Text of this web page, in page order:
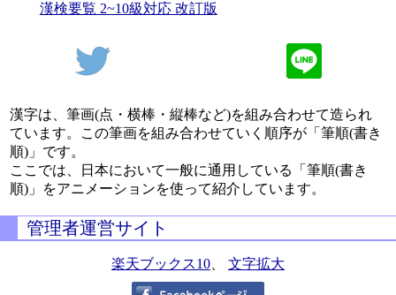
漢検要覧 2~10級対応 改訂版
漢字は、筆画(点・横棒・縦棒など)を組み合わせて造られ
ています。この筆画を組み合わせていく順序が「筆順(書き
順)」です。
ここでは、日本において一般に通用している「筆順(書き
順)」をアニメーションを使って紹介しています。
管理者運営サイト
楽天ブックス10 文字拡大